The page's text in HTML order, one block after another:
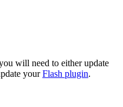
will need to either update
yourFlash plugin.